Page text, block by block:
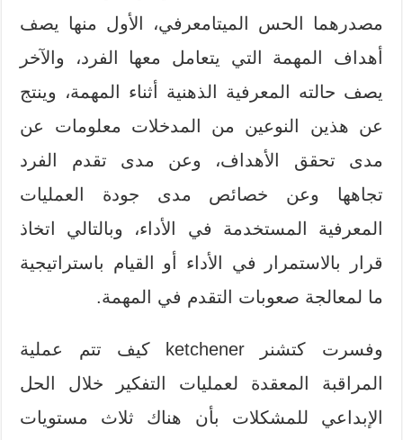
مصدرهما الحس الميتامعرفي، الأول منها يصف
أهداف المهمة التي يتعامل معها الفرد، والآخر
يصف حالته المعرفية الذهنية أثناء المهمة، وينتج
عن هذين النوعين من المدخلات معلومات عن
مدى تحقق الأهداف، وعن مدى تقدم الفرد
تجاهها وعن خصائص مدى جودة العمليات
المعرفية المستخدمة في الأداء، وبالتالي اتخاذ
قرار بالاستمرار في الأداء أو القيام باستراتيجية
ما لمعالجة صعوبات التقدم في المهمة.
وفسرت كتشنر ketchener كيف تتم عملية
المراقبة المعقدة لعمليات التفكير خلال الحل
الإبداعي للمشكلات بأن هناك ثلاث مستويات